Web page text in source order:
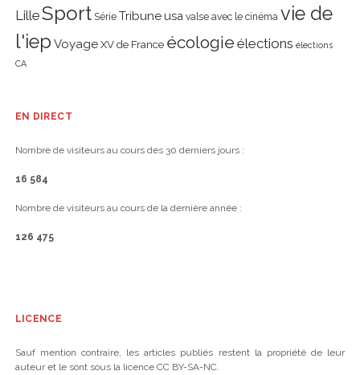
LilleSport Série Tribune usa valse avec le cinéma vie de
l'iep Voyage XV de France écologie élections élections
CA
EN DIRECT
Nombre de visiteurs au cours des 30 derniers jours :
16 584
Nombre de visiteurs au cours de la dernière année :
126 475
LICENCE
Sauf mention contraire, les articles publiés restent la propriété de leur
auteur et le sont sous la licence CC BY-SA-NC.